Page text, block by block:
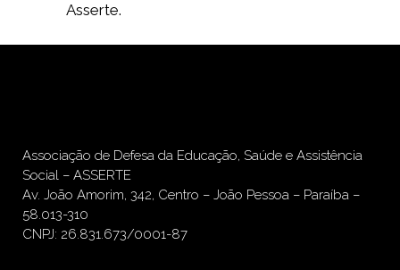
Asserte.
Associação de Defesa da Educação, Saúde e Assistência
Social – ASSERTE
Av. João Amorim, 342, Centro – João Pessoa – Paraíba –
58.013-310
CNPJ: 26.831.673/0001-87